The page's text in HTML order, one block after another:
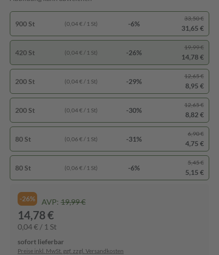
900 St (0,04 € / 1 St) -6%
33,50 €
31,65 €
420 St (0,04 € / 1 St) -26%
19,99 €
14,78 €
200 St (0,04 € / 1 St) -29%
12,65 €
8,95 €
200 St (0,04 € / 1 St) -30%
12,65 €
8,82 €
80 St (0,06 € / 1 St) -31%
6,90 €
4,75 €
80 St (0,06 € / 1 St) -6%
5,45 €
5,15 €
-26% AVP: 19,99 €
14,78 €
0,04 € / 1 St
sofort lieferbar
Preise inkl. MwSt. ggf. zzgl. Versandkosten